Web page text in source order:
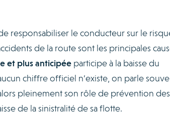
responsabiliser le conducteur sur le
de la route sont les principales
et plus anticipéeparticipe à la baisse du
chiffre officiel n’existe, on parle
alors pleinement son rôle de prévention des
de la sinistralité de sa flotte.